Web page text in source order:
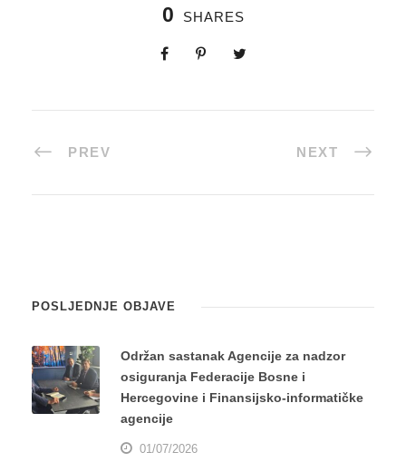
0 SHARES
PREV NEXT
POSLJEDNJE OBJAVE
Održan sastanak Agencije za nadzor
osiguranja Federacije Bosne i
Hercegovine i Finansijsko-informatičke
agencije
01/07/2026